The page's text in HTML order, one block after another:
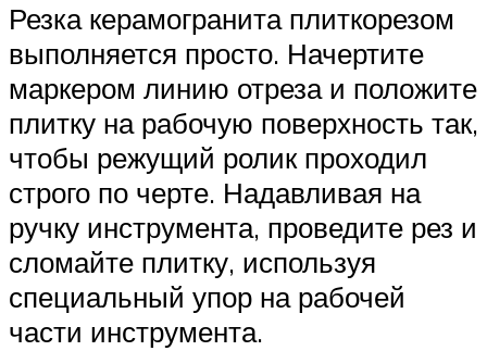
Резка керамогранита плиткорезом
выполняется просто. Начертите
маркером линию отреза и положите
плитку на рабочую поверхность так,
чтобы режущий ролик проходил
строго по черте. Надавливая на
ручку инструмента, проведите рез и
сломайте плитку, используя
специальный упор на рабочей
части инструмента.